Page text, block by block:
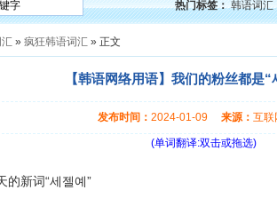
热门标签： 韩语词汇
» 疯狂韩语词汇 » 正文
【韩语网络用语】我们的粉丝都是
发布时间： 2024-01-09 来源： 互
(单词翻译:双击或拖选)
的新词“세젤예”